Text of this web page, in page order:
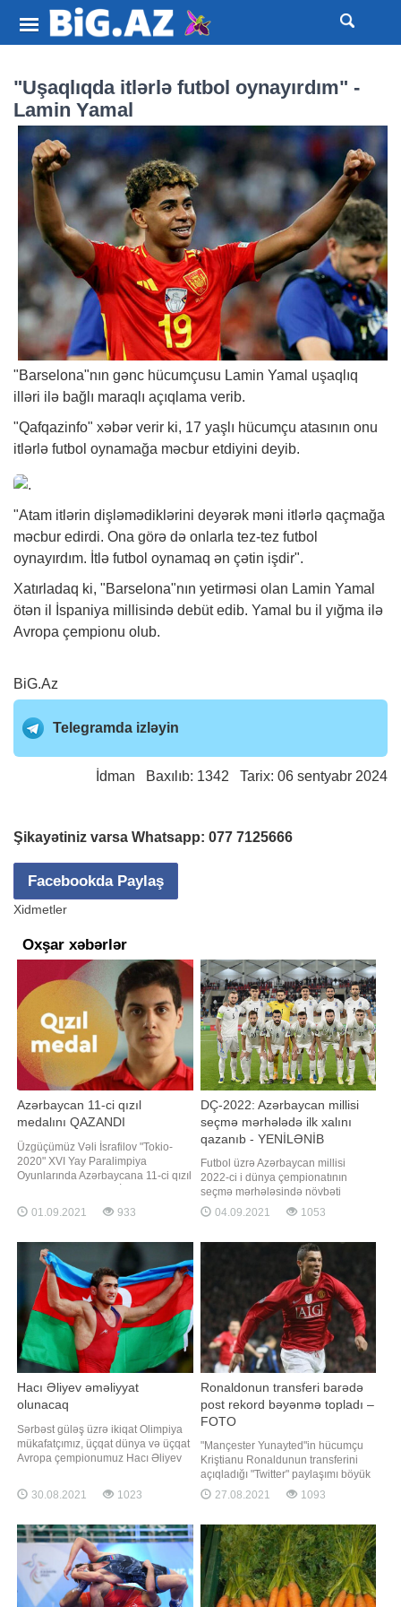
"Uşaqlıqda itlərlə futbol oynayırdım" -
Lamin Yamal
"Barselona"nın gənc hücumçusu Lamin Yamal uşaqlıq
illəri ilə bağlı maraqlı açıqlama verib.
"Qafqazinfo" xəbər verir ki, 17 yaşlı hücumçu atasının onu
itlərlə futbol oynamağa məcbur etdiyini deyib.
"Atam itlərin dişləmədiklərini deyərək məni itlərlə qaçmağa
məcbur edirdi. Ona görə də onlarla tez-tez futbol
oynayırdım. İtlə futbol oynamaq ən çətin işdir".
Xatırladaq ki, "Barselona"nın yetirməsi olan Lamin Yamal
ötən il İspaniya millisində debüt edib. Yamal bu il yığma ilə
Avropa çempionu olub.
BiG.Az
Telegramda izləyin
İdman Baxılıb: 1342 Tarix: 06 sentyabr 2024
Şikayətiniz varsa Whatsapp: 077 7125666
Facebookda Paylaş
Xidmetler
Oxşar xəbərlər
Azərbaycan 11-ci qızıl
medalını QAZANDI
Üzgüçümüz Vəli İsrafilov "Tokio-
2020" XVI Yay Paralimpiya
Oyunlarında Azərbaycana 11-ci qızıl
metr məsafəyə brass üsulu ilə
üzgüçülük yarışında məsafəni 1
bütün rəqiblərini qabaqlayıb və
Paralimpiya çempionu olub.
Təmsilçimiz
01.09.2021 933
DÇ-2022: Azərbaycan millisi
seçmə mərhələdə ilk xalını
qazanıb - YENİLƏNİB
Futbol üzrə Azərbaycan millisi
2022-ci i dünya çempionatının
seçmə mərhələsində növbəti
oyununu keçirib. "Report"un
məlumatına görə, Canni De
qrupundakı 4-cü matçında
İrlandiyanın qonağı olub.
Dublindəki "Aviva" stadionunda
keçirilən qarşılaşm
04.09.2021 1053
Hacı Əliyev əməliyyat
olunacaq
Sərbəst güləş üzrə ikiqat Olimpiya
mükafatçımız, üçqat dünya və üçqat
Avropa çempionumuz Hacı Əliyev
keçiriləcək dünya çempionatında
iştirak etməyəcək. -ın xəbərinə görə,
yaranan problemə görə əməliyyat
olunacaq. Qeyd edək ki, əməliyyat
sentyabrd
30.08.2021 1023
Ronaldonun transferi barədə
post rekord bəyənmə topladı –
FOTO
"Mançester Yunayted"in hücumçu
Kriştianu Ronaldunun transferini
açıqladığı "Twitter" paylaşımı böyük
rəğbət qazanıb. Dərc olunduğu ilk
saatdaca postu bir milyon nəfər
Qeyd edək ki, portuqaliyalı məhz bu
komandadakı çıxışı sayəsində
ulduza çevrilib
27.08.2021 1093